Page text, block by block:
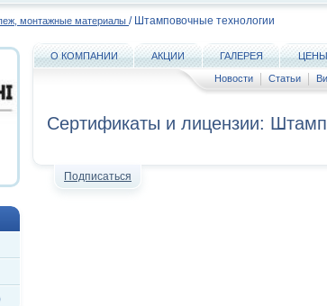
монтажные материалы / Штамповочные технологии
О КОМПАНИИ АКЦИИ ГАЛЕРЕЯ ЦЕНЫ
Новости Статьи
Сертификаты и лицензии:
Подписаться